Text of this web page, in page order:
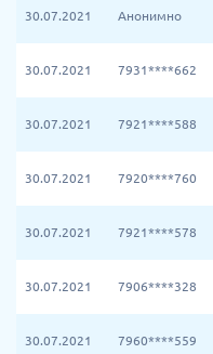
30.07.2021 Анонимно
30.07.2021 7931****662
30.07.2021 7921****588
30.07.2021 7920****760
30.07.2021 7921****578
30.07.2021 7906****328
30.07.2021 7960****559